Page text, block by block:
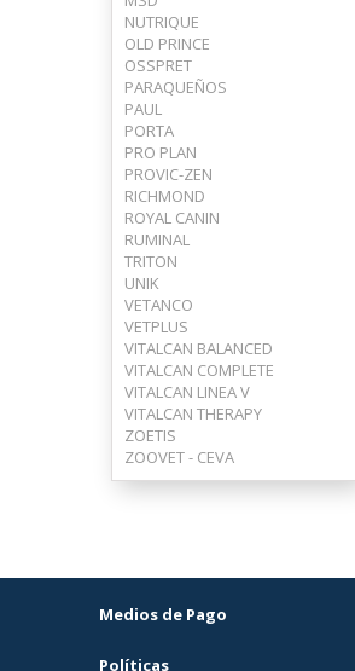
NUTRIQUE
OLD PRINCE
OSSPRET
PARAQUEÑOS
PAUL
PORTA
PRO PLAN
PROVIC-ZEN
RICHMOND
ROYAL CANIN
RUMINAL
TRITON
UNIK
VETANCO
VETPLUS
VITALCAN BALANCED
VITALCAN COMPLETE
VITALCAN LINEA V
VITALCAN THERAPY
ZOETIS
ZOOVET - CEVA
ADVOCATE PERROS 25-40 KG
Medios de Pago
Políticas